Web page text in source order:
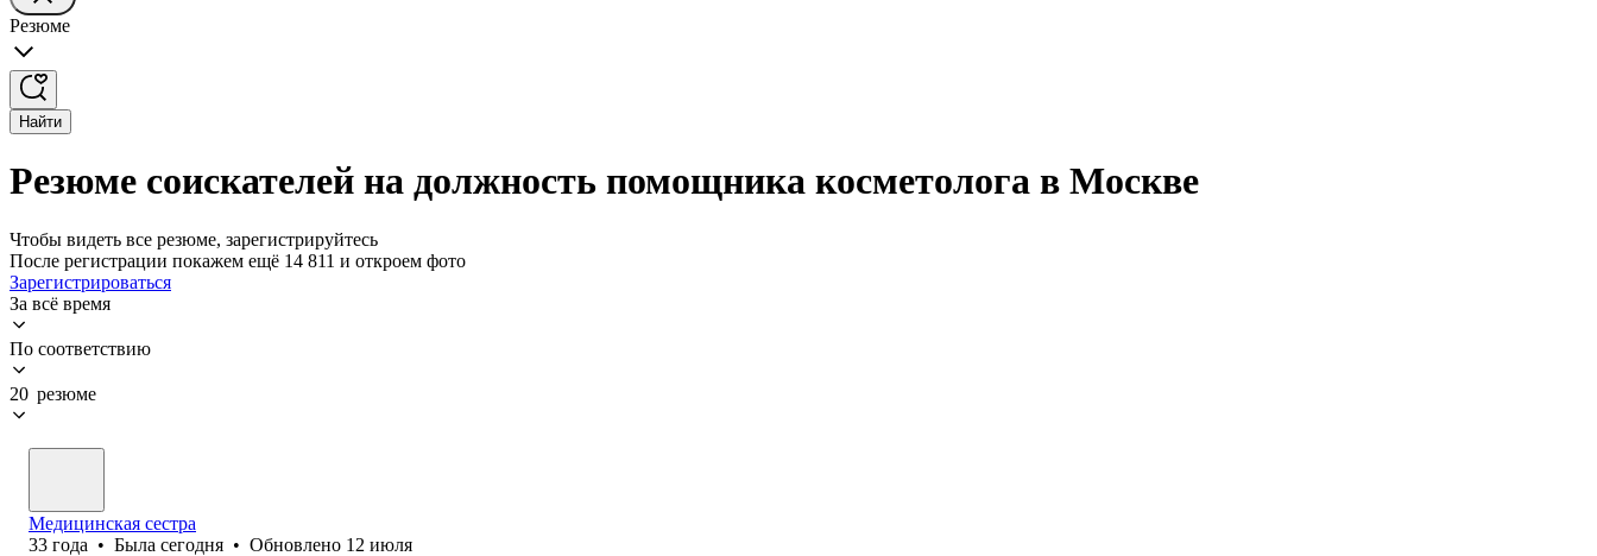
Резюме
Найти
Резюме соискателей на должность помощника косметолога в Москве
Чтобы видеть все резюме, зарегистрируйтесь
После регистрации покажем ещё 14 811 и откроем фото
Зарегистрироваться
За всё время
По соответствию
20 резюме
Медицинская сестра
33 года • Была сегодня • Обновлено 12 июля